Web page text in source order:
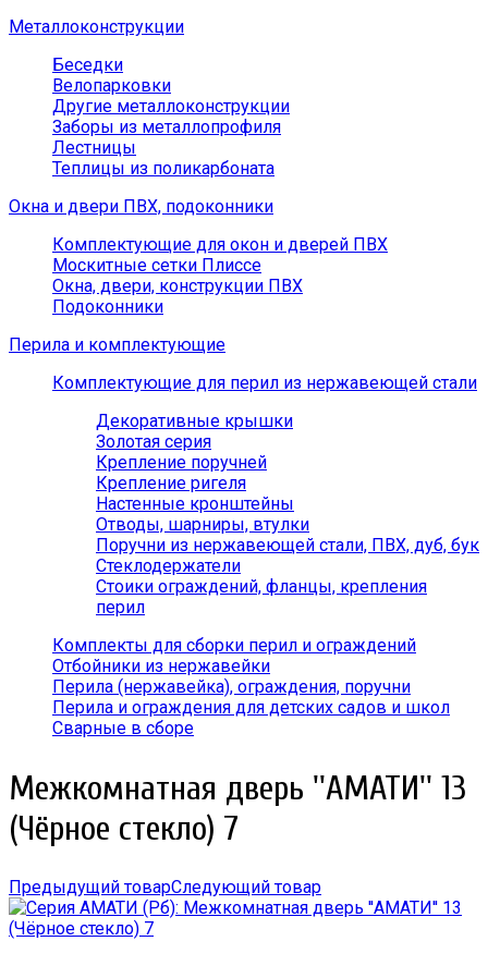
Металлоконструкции
Беседки
Велопарковки
Другие металлоконструкции
Заборы из металлопрофиля
Лестницы
Теплицы из поликарбоната
Окна и двери ПВХ, подоконники
Комплектующие для окон и дверей ПВХ
Москитные сетки Плиссе
Окна, двери, конструкции ПВХ
Подоконники
Перила и комплектующие
Комплектующие для перил из нержавеющей стали
Декоративные крышки
Золотая серия
Крепление поручней
Крепление ригеля
Настенные кронштейны
Отводы, шарниры, втулки
Поручни из нержавеющей стали, ПВХ, дуб, бук
Стеклодержатели
Стоики ограждений, фланцы, крепления
перил
Комплекты для сборки перил и ограждений
Отбойники из нержавейки
Перила (нержавейка), ограждения, поручни
Перила и ограждения для детских садов и школ
Сварные в сборе
Межкомнатная дверь ''АМАТИ'' 13
(Чёрное стекло) 7
Предыдущий товарСледующий товар